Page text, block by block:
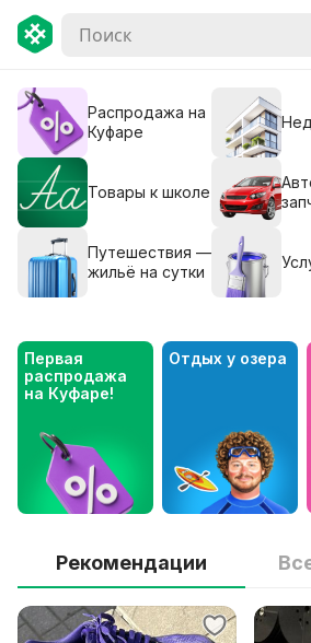
Распродажа на
Куфаре
Товары к школе
Путешествия —
жильё на сутки
Первая
распродажа
на Куфаре!
Отдых у озера
Рекомендации